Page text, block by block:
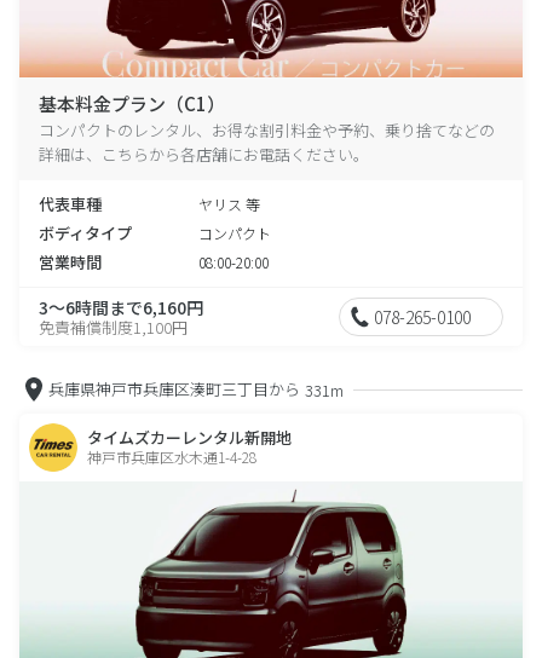
基本料金プラン（C1）
コンパクトのレンタル、お得な割引料金や予約、乗り捨てなどの
詳細は、こちらから各店舗にお電話ください。
代表車種 ヤリス 等
ボディタイプ コンパクト
営業時間 08:00-20:00
3～6時間まで6,160円
免責補償制度1,100円 078-265-0100
兵庫県神戸市兵庫区湊町三丁目から 331m
タイムズカーレンタル新開地
神戸市兵庫区水木通1-4-28